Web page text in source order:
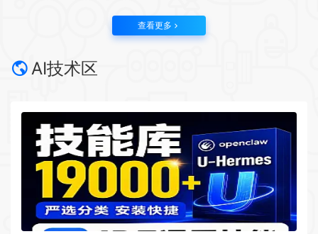
查看更多
AI技术区